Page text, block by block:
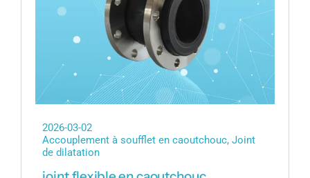
2026-03-02
Accouplement à soufflet en caoutchouc,Joint
de dilatation